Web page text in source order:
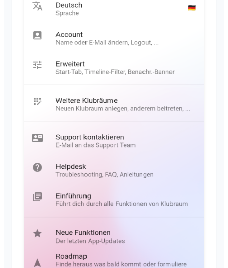
Admin de l'espace
Demande d'adhésion sur le site de l'association
Fermer le Klubraum